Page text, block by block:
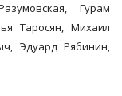
Гурам
Таросян, Михаил
Эдуард Рябинин,